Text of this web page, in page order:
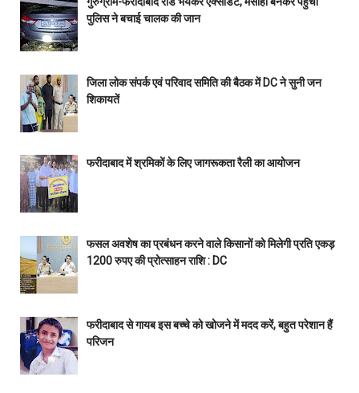
पुलिस ने बचाई चालक की जान
जिला लोक संपर्क एवं परिवाद समिति की बैठक में DC ने सुनी जन
शिकायतें
फरीदाबाद में श्रमिकों के लिए जागरूकता रैली का आयोजन
फसल अवशेष का प्रबंधन करने वाले किसानों को मिलेगी प्रति एकड़
1200 रुपए की प्रोत्साहन राशि : DC
फरीदाबाद से गायब इस बच्चे को खोजने में मदद करें, बहुत परेशान हैं
परिजन